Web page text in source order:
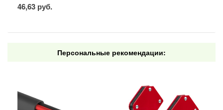
46,63 руб.
Персональные рекомендации: